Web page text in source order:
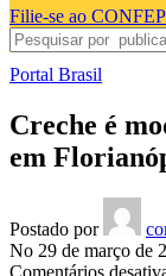
Filie-se ao CONFEP
Portal Brasil
Creche é
em
Postado por
No 29 de março de
Comentários